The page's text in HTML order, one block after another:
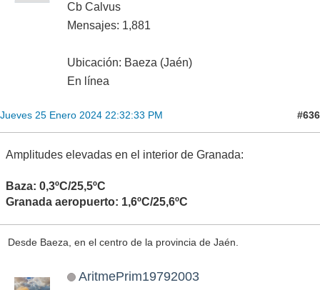
Cb Calvus
Mensajes: 1,881
Ubicación: Baeza (Jaén)
En línea
Jueves 25 Enero 2024 22:32:33 PM #636
Amplitudes elevadas en el interior de Granada:
Baza: 0,3ºC/25,5ºC
Granada aeropuerto: 1,6ºC/25,6ºC
Desde Baeza, en el centro de la provincia de Jaén.
AritmePrim19792003